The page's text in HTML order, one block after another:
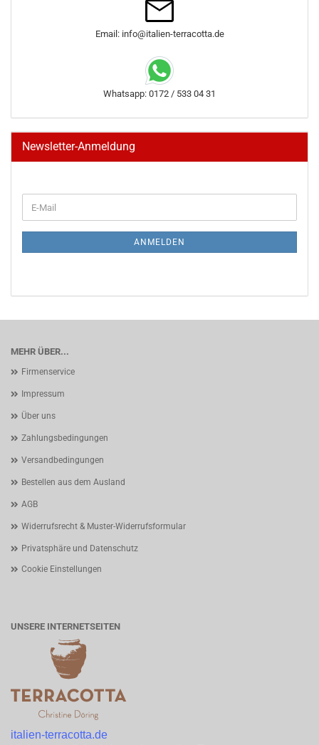
Email: info@italien-terracotta.de
Whatsapp: 0172 / 533 04 31
Newsletter-Anmeldung
ZUR
E-
Mail
ANMELDEN
MEHR ÜBER...
Firmenservice
Impressum
Über uns
Zahlungsbedingungen
Versandbedingungen
Bestellen aus dem Ausland
AGB
Widerrufsrecht & Muster-Widerrufsformular
Privatsphäre und Datenschutz
Cookie Einstellungen
UNSERE INTERNETSEITEN
italien-terracotta.de